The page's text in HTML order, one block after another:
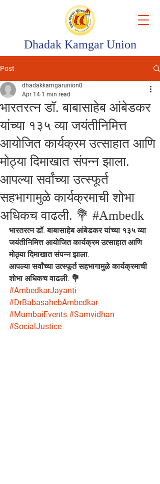
Dhadak Kamgar Union
Post
भारतरत्न डॉ. बाबासाहेब आंबेडकर
यांच्या १३५ व्या जयंतीनिमित्त
आयोजित कार्यक्रम उत्साहात आणि
मोठ्या दिमाखात संपन्न झाला.
आपल्या सर्वांच्या उत्स्फूर्त
सहभागामुळे कार्यक्रमाची शोभा
अधिकच वाढली. 💐 #Ambedk
dhadakkamgarunion0
Apr 14 1 min read
भारतरत्न डॉ. बाबासाहेब आंबेडकर यांच्या १३५ व्या
जयंतीनिमित्त आयोजित कार्यक्रम उत्साहात आणि
मोठ्या दिमाखात संपन्न झाला.
आपल्या सर्वांच्या उत्स्फूर्त सहभागामुळे कार्यक्रमाची
शोभा अधिकच वाढली. 💐
#AmbedkarJayanti
#DrBabasahebAmbedkar
#MumbaiEvents #Samvidhan
#SocialJustice